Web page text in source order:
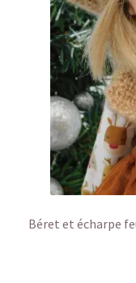
Béret et écharpe